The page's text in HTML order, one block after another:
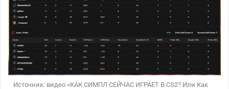
Источник: видео «КАК СИМПЛ СЕЙЧАС ИГРАЕТ В CS2? Или Как